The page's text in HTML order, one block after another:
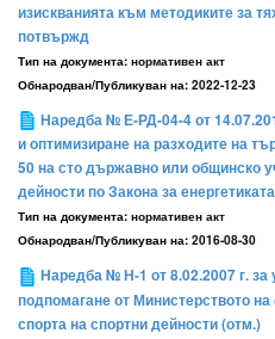
изискванията към методиките за
потвържд
Тип на документа: нормативен акт
Обнародван/Публикуван на: 2022-12-23
Наредба № Е-РД-04-4 от
и оптимизиране на разходите на
50 на сто държавно или общинско
дейности по Закона за енергетиката
Тип на документа: нормативен акт
Обнародван/Публикуван на: 2016-08-30
Наредба № Н-1 от 8.02.2007 г.
подпомагане от Министерството
спорта на спортни дейности (отм.)